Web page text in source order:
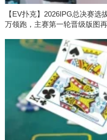
【EV扑克】2026IPG总决赛
万领跑，主赛第一轮晋级版图